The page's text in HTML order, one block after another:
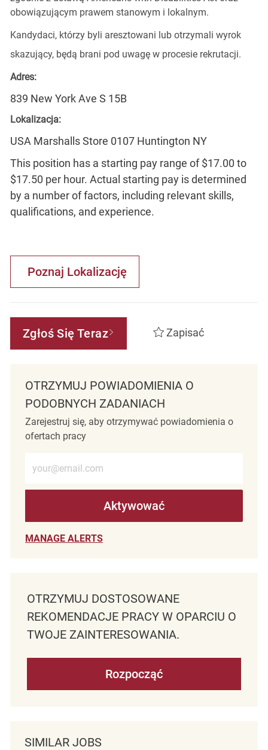
obowiązującym prawem stanowym i lokalnym.
Kandydaci, którzy byli aresztowani lub otrzymali wyrok
skazujący, będą brani pod uwagę w procesie rekrutacji.
Adres:
839 New York Ave S 15B
Lokalizacja:
USA Marshalls Store 0107 Huntington NY
This position has a starting pay range of $17.00 to
$17.50 per hour. Actual starting pay is determined
by a number of factors, including relevant skills,
qualifications, and experience.
Poznaj Lokalizację
Zgłoś Się Teraz Zapisać
OTRZYMUJ POWIADOMIENIA O
PODOBNYCH ZADANIACH
Zarejestruj się, aby otrzymywać powiadomienia o
ofertach pracy
Aktywować
MANAGE ALERTS
OTRZYMUJ DOSTOSOWANE
REKOMENDACJE PRACY W OPARCIU O
TWOJE ZAINTERESOWANIA.
Rozpocząć
SIMILAR JOBS